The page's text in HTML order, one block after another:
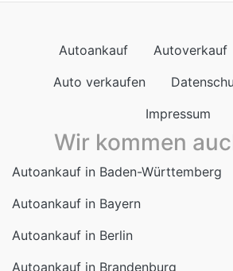
Wir kommen
Autoankauf in Baden-Württemberg
Autoankauf in Berlin